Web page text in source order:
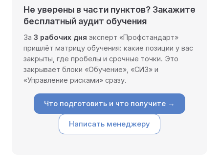
Не уверены в части пунктов? Закажите
бесплатный аудит обучения
За 3 рабочих дня эксперт «Профстандарт»
пришлёт матрицу обучения: какие позиции у вас
закрыты, где пробелы и срочные точки. Это
закрывает блоки «Обучение», «СИЗ» и
«Управление рисками» сразу.
Что подготовить и что получите →
Написать менеджеру